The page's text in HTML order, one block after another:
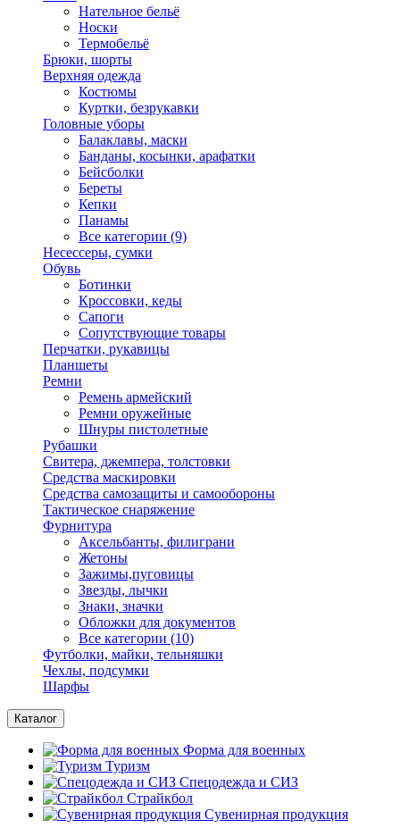
Нательное бельё
Носки
Термобельё
Брюки, шорты
Верхняя одежда
Костюмы
Куртки, безрукавки
Головные уборы
Балаклавы, маски
Банданы, косынки, арафатки
Бейсболки
Береты
Кепки
Панамы
Все категории (9)
Несессеры, сумки
Обувь
Ботинки
Кроссовки, кеды
Сапоги
Сопутствующие товары
Перчатки, рукавицы
Планшеты
Ремни
Ремень армейский
Ремни оружейные
Шнуры пистолетные
Рубашки
Свитера, джемпера, толстовки
Средства маскировки
Средства самозащиты и самообороны
Тактическое снаряжение
Фурнитура
Аксельбанты, филиграни
Жетоны
Зажимы,пуговицы
Звезды, лычки
Знаки, значки
Обложки для документов
Все категории (10)
Футболки, майки, тельняшки
Чехлы, подсумки
Шарфы
Каталог
Форма для военных
Туризм
Спецодежда и СИЗ
Страйкбол
Сувенирная продукция